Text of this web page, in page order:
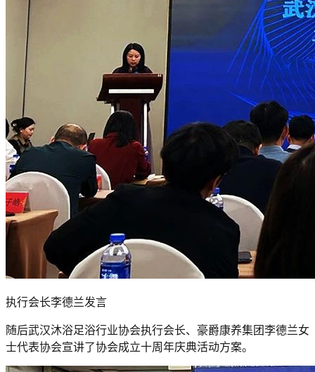
执行会长李德兰发言
随后武汉沐浴足浴行业协会执行会长、豪爵康养集团李德兰女
士代表协会宣讲了协会成立十周年庆典活动方案。